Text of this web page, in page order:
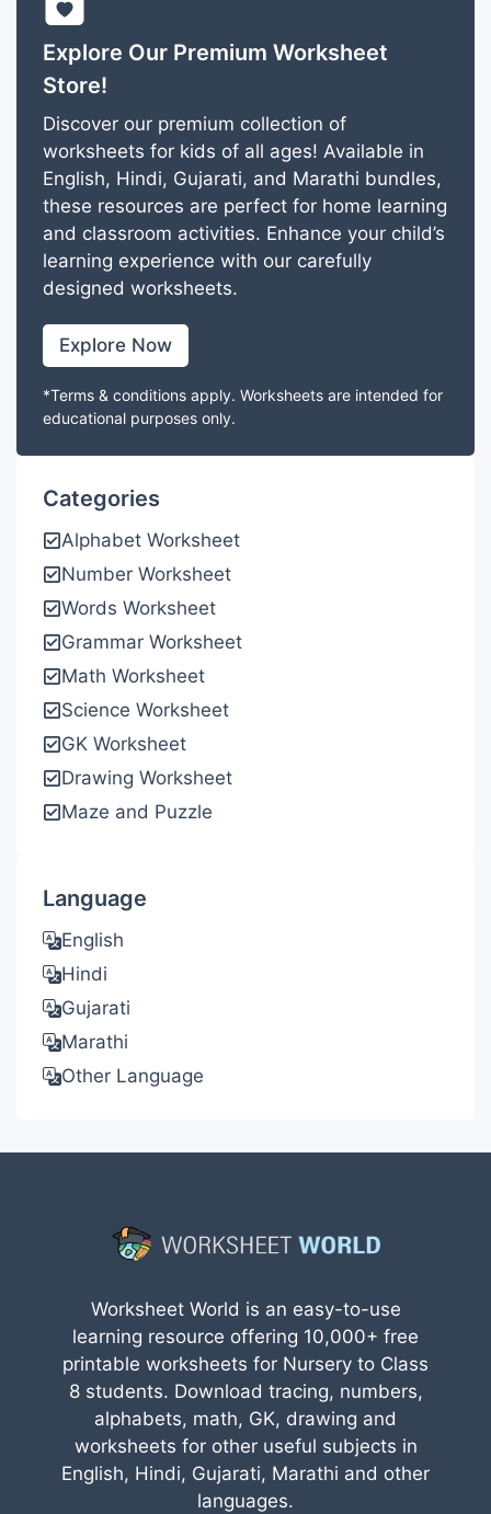
Explore Our Premium Worksheet
Store!
Discover our premium collection of
worksheets for kids of all ages! Available in
English, Hindi, Gujarati, and Marathi bundles,
these resources are perfect for home learning
and classroom activities. Enhance your child’s
learning experience with our carefully
designed worksheets.
Explore Now
*Terms & conditions apply. Worksheets are intended for
educational purposes only.
Categories
Alphabet Worksheet
Number Worksheet
Words Worksheet
Grammar Worksheet
Math Worksheet
Science Worksheet
GK Worksheet
Drawing Worksheet
Maze and Puzzle
Language
English
Hindi
Gujarati
Marathi
Other Language
Worksheet World is an easy-to-use
learning resource offering 10,000+ free
printable worksheets for Nursery to Class
8 students. Download tracing, numbers,
alphabets, math, GK, drawing and
worksheets for other useful subjects in
English, Hindi, Gujarati, Marathi and other
languages.